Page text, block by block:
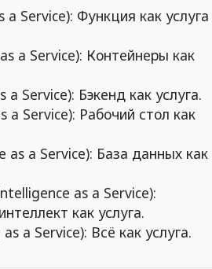
a Service): Функция как услуга
a Service): Контейнеры как
a Service): Бэкенд как услуга.
a Service): Рабочий стол как
as a Service): База данных как
as a Service):
как услуга.
a Service): Всё как услуга.